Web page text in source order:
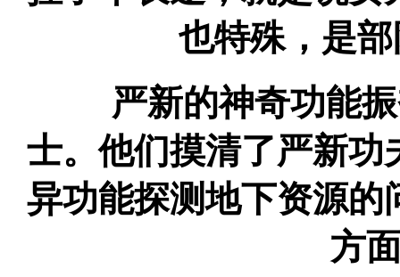
也特殊，是
严新的神奇功能振
士。他们摸清了严新功
异功能探测地下资源的
方